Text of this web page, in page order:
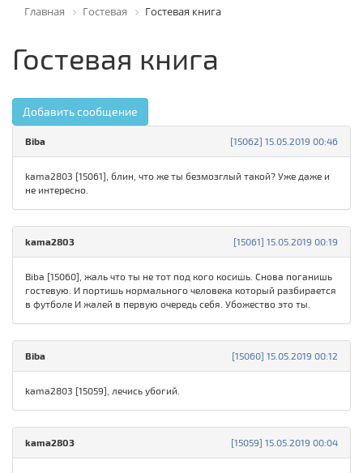
Главная Гостевая Гостевая книга
Гостевая книга
Добавить сообщение
[15062] 15.05.2019 00:46
Biba
kama2803 [15061], блин, что же ты безмозглый такой? Уже даже и
не интересно.
[15061] 15.05.2019 00:19
kama2803
Biba [15060], жаль что ты не тот под кого косишь. Снова поганишь
гостевую. И портишь нормального человека который разбирается
в футболе И жалей в первую очередь себя. Убожество это ты.
[15060] 15.05.2019 00:12
Biba
kama2803 [15059], лечись убогий.
[15059] 15.05.2019 00:04
kama2803